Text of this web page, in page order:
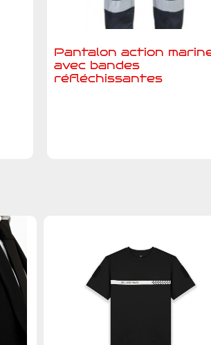
Pantalon action
avec bandes
réfléchissantes